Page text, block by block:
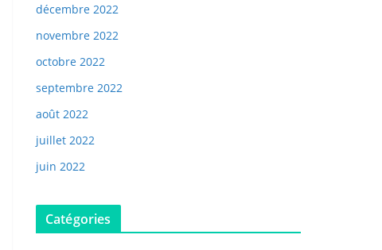
décembre 2022
novembre 2022
octobre 2022
septembre 2022
août 2022
juillet 2022
juin 2022
Catégories